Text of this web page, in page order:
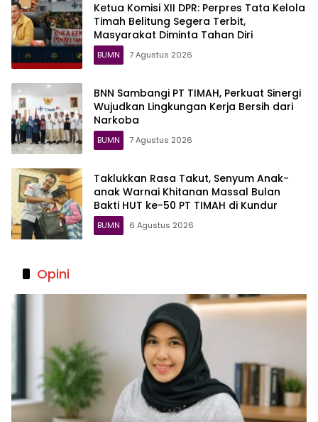
Ketua Komisi XII DPR: Perpres Tata Kelola
Timah Belitung Segera Terbit,
Masyarakat Diminta Tahan Diri
BUMN 7 Agustus 2026
BNN Sambangi PT TIMAH, Perkuat Sinergi
Wujudkan Lingkungan Kerja Bersih dari
Narkoba
BUMN 7 Agustus 2026
Taklukkan Rasa Takut, Senyum Anak-
anak Warnai Khitanan Massal Bulan
Bakti HUT ke-50 PT TIMAH di Kundur
BUMN 6 Agustus 2026
Opini